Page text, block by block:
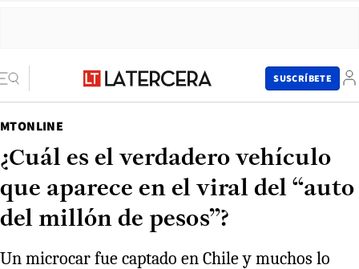
SUSCRÍBETE
MTONLINE
¿Cuál es el verdadero vehículo
que aparece en el viral del “auto
del millón de pesos”?
Un microcar fue captado en Chile y muchos lo